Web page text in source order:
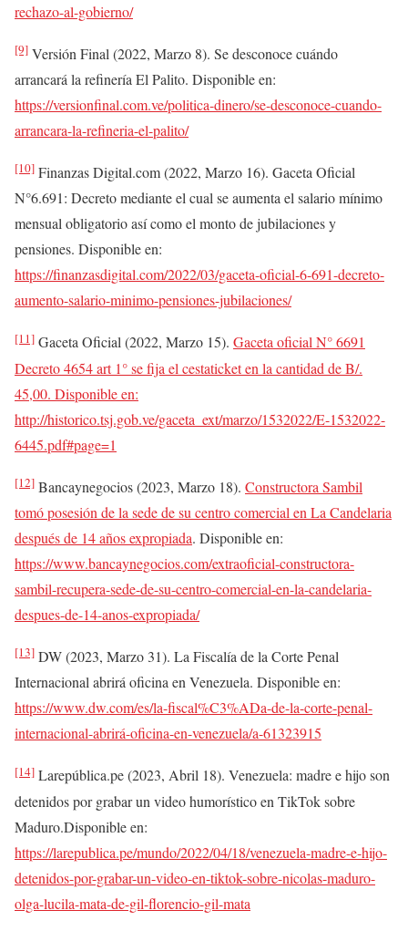
rechazo-al-gobierno/
[9] Versión Final (2022, Marzo 8). Se desconoce cuándo
arrancará la refinería El Palito. Disponible en:
https://versionfinal.com.ve/politica-dinero/se-desconoce-cuando-
arrancara-la-refineria-el-palito/
[10] Finanzas Digital.com (2022, Marzo 16). Gaceta Oficial
N°6.691: Decreto mediante el cual se aumenta el salario mínimo
mensual obligatorio así como el monto de jubilaciones y
pensiones. Disponible en:
https://finanzasdigital.com/2022/03/gaceta-oficial-6-691-decreto-
aumento-salario-minimo-pensiones-jubilaciones/
[11] Gaceta Oficial (2022, Marzo 15). Gaceta oficial N° 6691
Decreto 4654 art 1° se fija el cestaticket en la cantidad de B/.
45,00. Disponible en:
http://historico.tsj.gob.ve/gaceta_ext/marzo/1532022/E-1532022-
6445.pdf#page=1
[12] Bancaynegocios (2023, Marzo 18). Constructora Sambil
tomó posesión de la sede de su centro comercial en La Candelaria
después de 14 años expropiada. Disponible en:
https://www.bancaynegocios.com/extraoficial-constructora-
sambil-recupera-sede-de-su-centro-comercial-en-la-candelaria-
despues-de-14-anos-expropiada/
[13] DW (2023, Marzo 31). La Fiscalía de la Corte Penal
Internacional abrirá oficina en Venezuela. Disponible en:
https://www.dw.com/es/la-fiscal%C3%ADa-de-la-corte-penal-
internacional-abrirá-oficina-en-venezuela/a-61323915
[14] Larepública.pe (2023, Abril 18). Venezuela: madre e hijo son
detenidos por grabar un video humorístico en TikTok sobre
Maduro.Disponible en:
https://larepublica.pe/mundo/2022/04/18/venezuela-madre-e-hijo-
detenidos-por-grabar-un-video-en-tiktok-sobre-nicolas-maduro-
olga-lucila-mata-de-gil-florencio-gil-mata